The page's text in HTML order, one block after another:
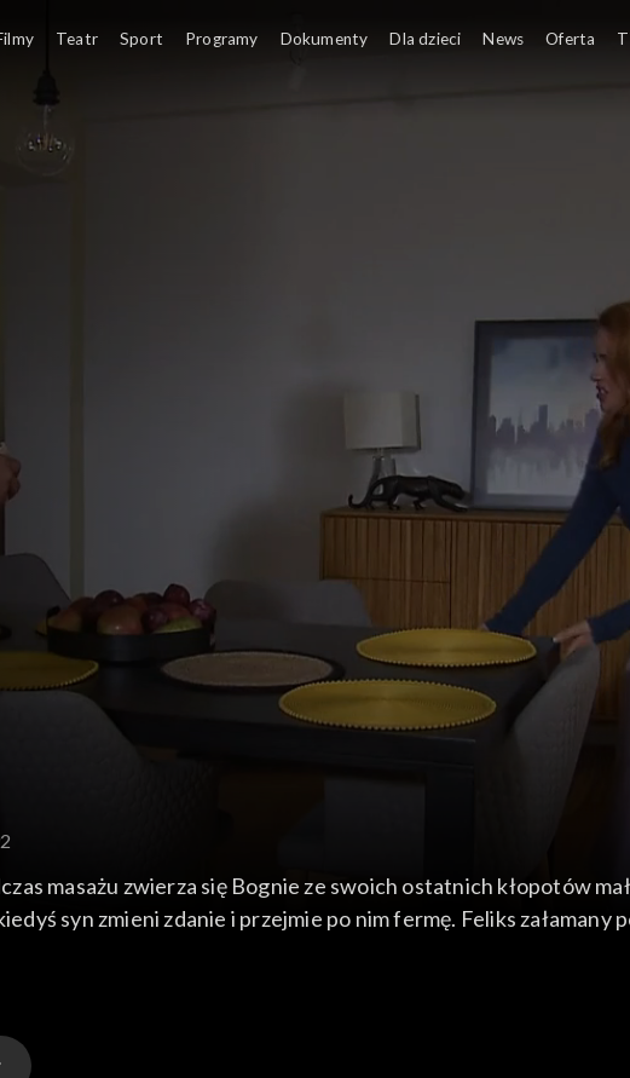
masażu zwierza się Bognie ze swoich ostatnich kłopotów
syn zmieni zdanie i przejmie po nim fermę. Feliks załamany
Teatr Sport Programy Dokumenty Dla dzieci News Oferta